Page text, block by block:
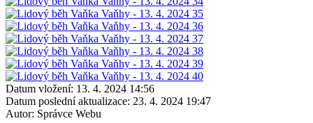
Datum vložení: 13. 4. 2024 14:56
Datum poslední aktualizace: 23. 4. 2024 19:47
Autor: Správce Webu